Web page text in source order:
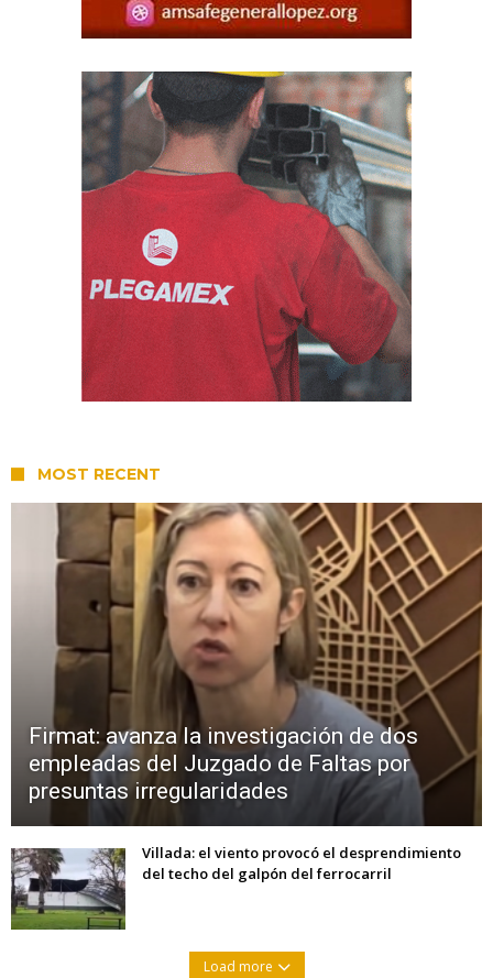
MOST RECENT
Firmat: avanza la investigación de dos
empleadas del Juzgado de Faltas por
presuntas irregularidades
Villada: el viento provocó el desprendimiento
del techo del galpón del ferrocarril
Load more